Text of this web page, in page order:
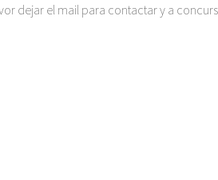
dejar el mail para contactar y a